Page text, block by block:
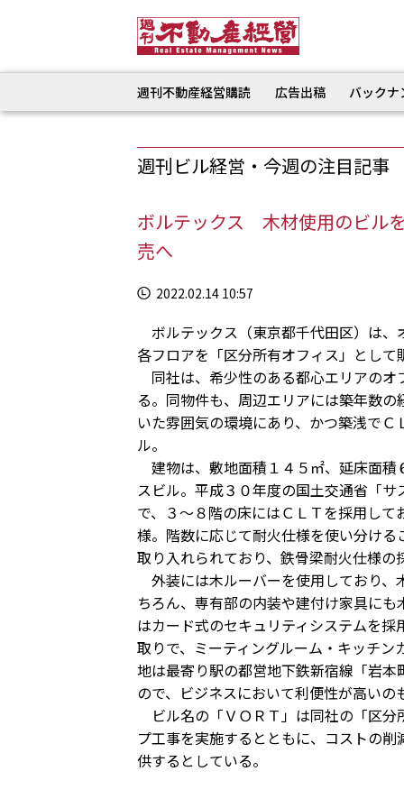
週刊不動産経営購読 広告出稿 バック
週刊ビル経営・今週の注目記事
ボルテックス 木材使用のビル
売へ
2022.02.14 10:57
ボルテックス（東京都千代田区）は
各フロアを「区分所有オフィス」として
同社は、希少性のある都心エリアの
る。同物件も、周辺エリアには築年数
いた雰囲気の環境にあり、かつ築浅で
ル。
建物は、敷地面積１４５㎡、延床面
スビル。平成３０年度の国土交通省「
で、３～８階の床にはＣＬＴを採用し
様。階数に応じて耐火仕様を使い分け
取り入れられており、鉄骨梁耐火仕様
外装には木ルーバーを使用しており、
ちろん、専有部の内装や建付け家具に
はカード式のセキュリティシステムを
取りで、ミーティングルーム・キッチ
地は最寄り駅の都営地下鉄新宿線「岩
ので、ビジネスにおいて利便性が高いの
ビル名の「ＶＯＲＴ」は同社の「区分
プ工事を実施するとともに、コストの
供するとしている。